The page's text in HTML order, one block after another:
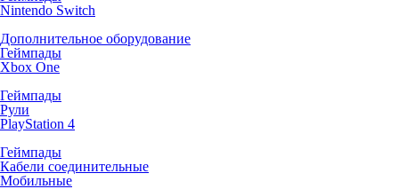
Nintendo Switch
Дополнительное оборудование
Геймпады
Xbox One
Геймпады
Рули
PlayStation 4
Геймпады
Кабели соединительные
Мобильные